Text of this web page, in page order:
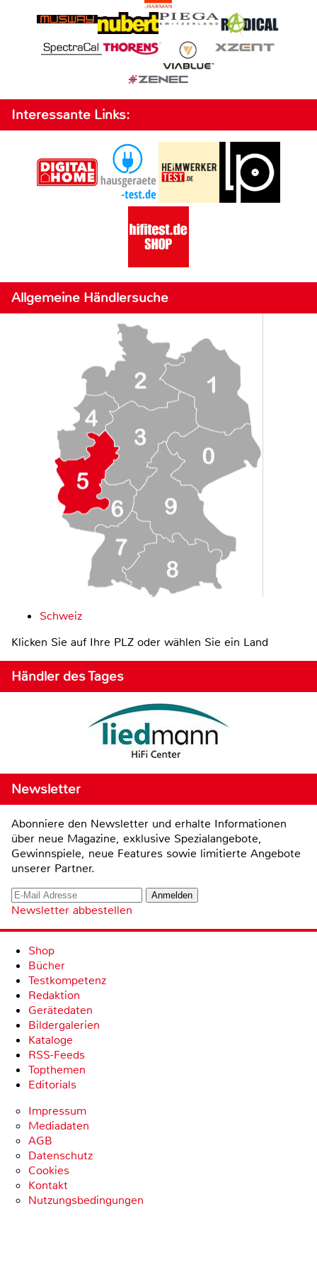
Interessante Links:
Allgemeine Händlersuche
Schweiz
Klicken Sie auf Ihre PLZ oder wählen Sie ein Land
Händler des Tages
Newsletter
Abonniere den Newsletter und erhalte Informationen
über neue Magazine, exklusive Spezialangebote,
Gewinnspiele, neue Features sowie limitierte Angebote
unserer Partner.
Newsletter abbestellen
Shop
Bücher
Testkompetenz
Redaktion
Gerätedaten
Bildergalerien
Kataloge
RSS-Feeds
Topthemen
Editorials
Impressum
Mediadaten
AGB
Datenschutz
Cookies
Kontakt
Nutzungsbedingungen